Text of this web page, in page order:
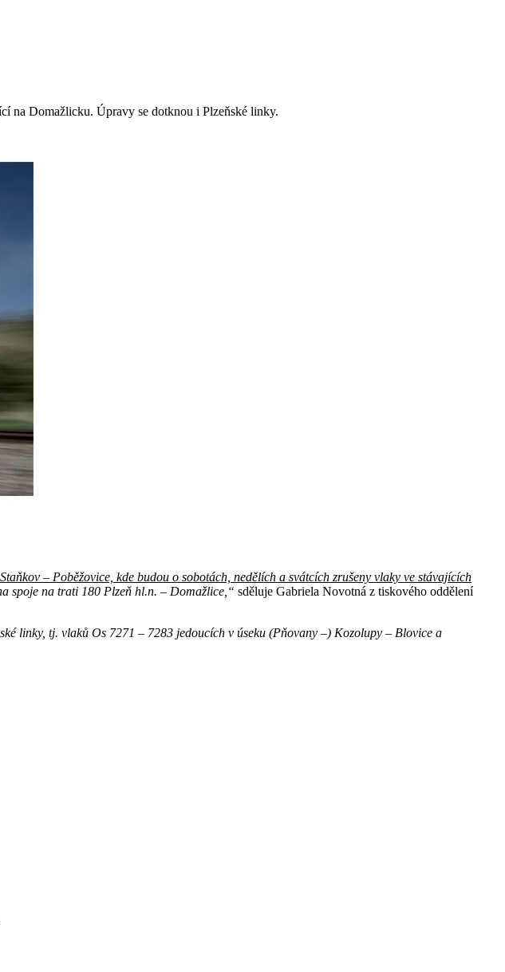
na Domažlicku. Úpravy se dotknou i Plzeňské linky.
– Poběžovice, kde budou o sobotách, nedělích a svátcích zrušeny vlaky ve stávajících
spoje na trati 180 Plzeň hl.n. – Domažlice,“ sděluje Gabriela Novotná z tiskového oddělení
linky, tj. vlaků Os 7271 – 7283 jedoucích v úseku (Pňovany –) Kozolupy – Blovice a